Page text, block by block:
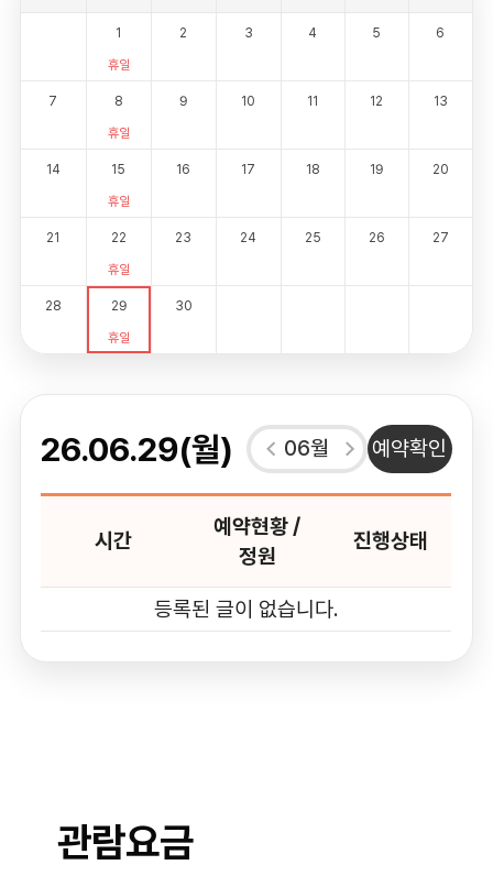
1
휴일
2 3 4 5 6
7
8
휴일
9 10 11 12 13
14
15
휴일
16 17 18 19 20
21
22
휴일
23 24 25 26 27
28
29
휴일
30
26.06.29(월) 06월 예약확인
시간
예약현황 /
정원
진행상태
등록된 글이 없습니다.
관람요금